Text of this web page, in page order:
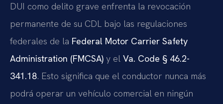
DUI como delito grave enfrenta la revocación
permanente de su CDL bajo las regulaciones
federales de la Federal Motor Carrier Safety
Administration (FMCSA) y el Va. Code § 46.2-
341.18. Esto significa que el conductor nunca más
podrá operar un vehículo comercial en ningún